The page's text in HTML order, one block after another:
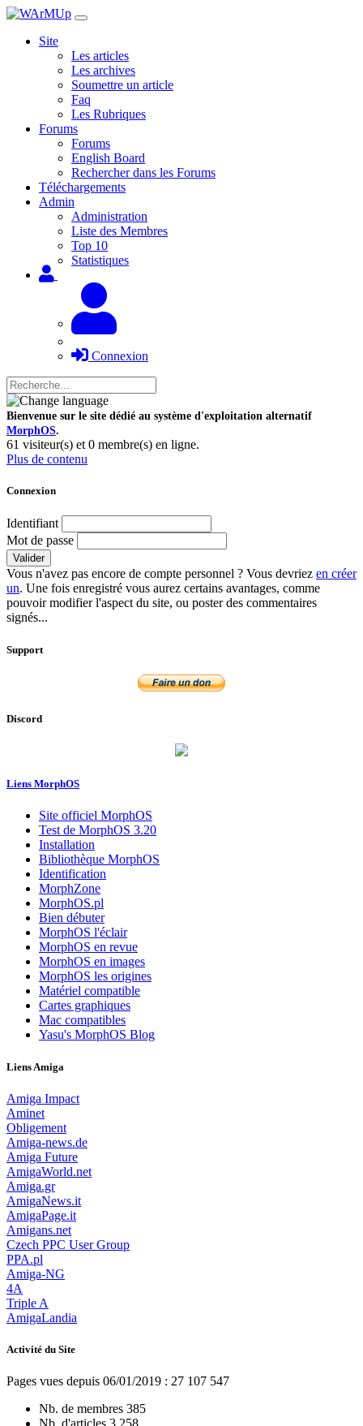
Site
Les articles
Les archives
Soumettre un article
Faq
Les Rubriques
Forums
Forums
English Board
Rechercher dans les Forums
Téléchargements
Admin
Administration
Liste des Membres
Top 10
Statistiques
Connexion
Bienvenue sur le site dédié au système d'exploitation alternatif
MorphOS.
61 visiteur(s) et 0 membre(s) en ligne.
Plus de contenu
Connexion
Identifiant
Mot de passe
Valider
Vous n'avez pas encore de compte personnel ? Vous devriez en créer
un. Une fois enregistré vous aurez certains avantages, comme
pouvoir modifier l'aspect du site, ou poster des commentaires
signés...
Support
Discord
Liens MorphOS
Site officiel MorphOS
Test de MorphOS 3.20
Installation
Bibliothèque MorphOS
Identification
MorphZone
MorphOS.pl
Bien débuter
MorphOS l'éclair
MorphOS en revue
MorphOS en images
MorphOS les origines
Matériel compatible
Cartes graphiques
Mac compatibles
Yasu's MorphOS Blog
Liens Amiga
Amiga Impact
Aminet
Obligement
Amiga-news.de
Amiga Future
AmigaWorld.net
Amiga.gr
AmigaNews.it
AmigaPage.it
Amigans.net
Czech PPC User Group
PPA.pl
Amiga-NG
4A
Triple A
AmigaLandia
Activité du Site
Pages vues depuis 06/01/2019 : 27 107 547
Nb. de membres 385
Nb. d'articles 3 258